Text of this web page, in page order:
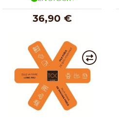
36,90 €